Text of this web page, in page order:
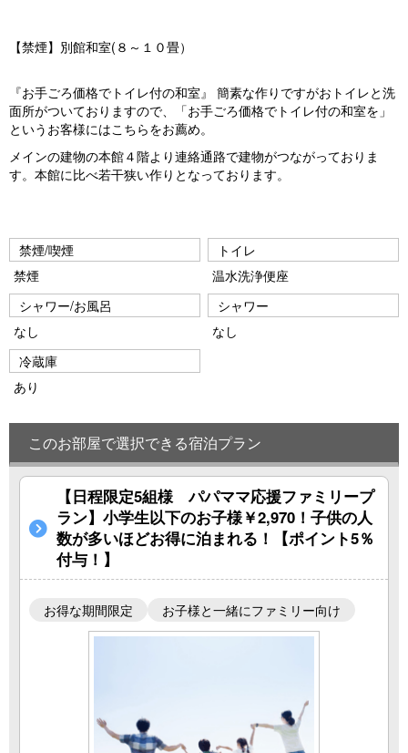
o
u
s
【禁煙】別館和室(８～１０畳）
『お手ごろ価格でトイレ付の和室』 簡素な作りですがおトイレと洗
面所がついておりますので、「お手ごろ価格でトイレ付の和室を」
というお客様にはこちらをお薦め。
メインの建物の本館４階より連絡通路で建物がつながっておりま
す。本館に比べ若干狭い作りとなっております。
禁煙/喫煙
禁煙
トイレ
温水洗浄便座
シャワー/お風呂
なし
シャワー
なし
冷蔵庫
あり
このお部屋で選択できる宿泊プラン
【日程限定5組様 パパママ応援ファミリープ
ラン】小学生以下のお子様￥2,970！子供の人
数が多いほどお得に泊まれる！【ポイント5％
付与！】
お得な期間限定 お子様と一緒にファミリー向け